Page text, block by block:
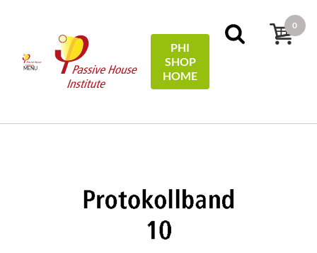
MENU
PHI
SHOP
HOME
0
Pagina iniziale Protocols
10 - Meßtechnik und